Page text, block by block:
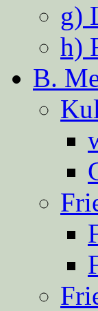
g)
h)
B.